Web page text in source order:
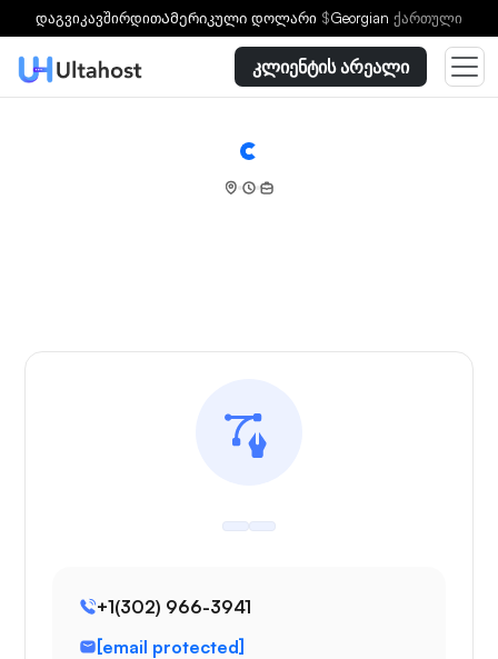
დაგვიკავშირდითᲐმერიკული დოლარი $Georgian ქართული
კლიენტის არეალი
+1(302) 966-3941
[email protected]